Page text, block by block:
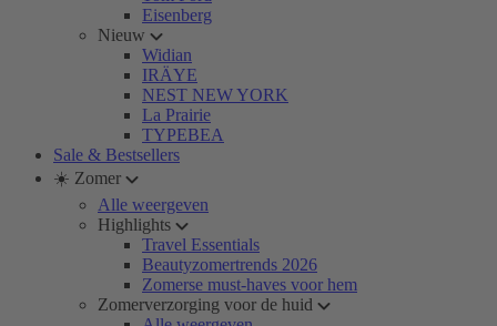
Eisenberg
Nieuw
Widian
IRÄYE
NEST NEW YORK
La Prairie
TYPEBEA
Sale & Bestsellers
☀️ Zomer
Alle weergeven
Highlights
Travel Essentials
Beautyzomertrends 2026
Zomerse must-haves voor hem
Zomerverzorging voor de huid